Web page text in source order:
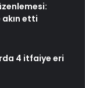
etti
4 itfaiye eri